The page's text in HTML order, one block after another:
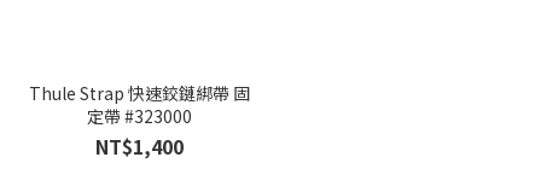
Thule Strap 快速鉸鏈綁帶 固
定帶 #323000
NT$1,400